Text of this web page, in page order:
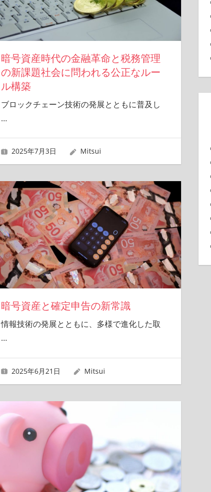
暗号資産時代の金融革命と税務管理
の新課題社会に問われる公正なルー
ル構築
ブロックチェーン技術の発展とともに普及し
…
2025年7月3日 Mitsui
暗号資産と確定申告の新常識
情報技術の発展とともに、多様で進化した取
…
2025年6月21日 Mitsui